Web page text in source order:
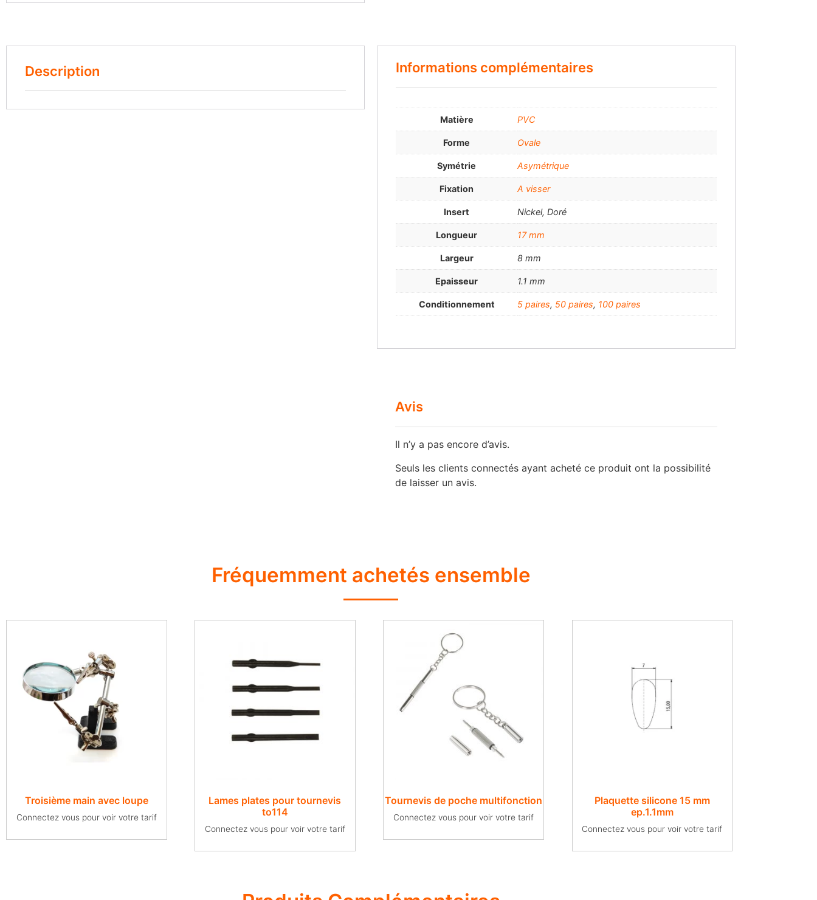
Description Informations complémentaires
Matière PVC
Forme Ovale
Symétrie Asymétrique
Fixation A visser
Insert Nickel, Doré
Longueur 17 mm
Largeur 8 mm
Epaisseur 1.1 mm
Conditionnement 5 paires, 50 paires, 100 paires
Avis
Il n’y a pas encore d’avis.
Seuls les clients connectés ayant acheté ce produit ont la possibilité
de laisser un avis.
Fréquemment achetés ensemble
Troisième main avec loupe
Connectez vous pour voir votre tarif
Lames plates pour tournevis
to114
Connectez vous pour voir votre tarif
Tournevis de poche multifonction
Connectez vous pour voir votre tarif
Plaquette silicone 15 mm
ep.1.1mm
Connectez vous pour voir votre tarif